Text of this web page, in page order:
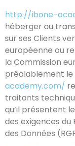
http://ibone-
héberger ou
sur ses Clients
européenne ou
la Commission
préalablement le
academy.com/
traitants
qu’il présentent
des exigences
des Données